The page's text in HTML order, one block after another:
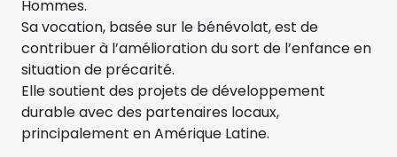
Hommes.
Sa vocation, basée sur le bénévolat, est de
contribuer à l’amélioration du sort de l’enfance en
situation de précarité.
Elle soutient des projets de développement
durable avec des partenaires locaux,
principalement en Amérique Latine.